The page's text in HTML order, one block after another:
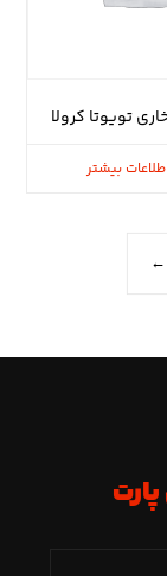
تویوتا کرولا
اطلاعات بیشتر
←